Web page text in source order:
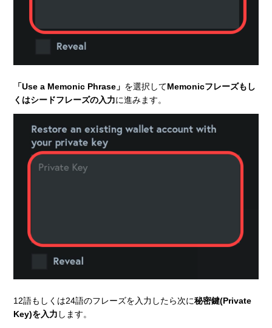
「Use a Memonic Phrase」 を選択してMemonicフレーズもし
くはシードフレーズの入力に進みます。
12語もしくは24語のフレーズを入力したら次に秘密鍵(Private
Key)を入力 します。